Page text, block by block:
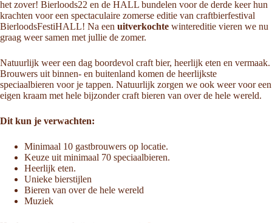
het zover! Bierloods22 en de HALL bundelen voor de derde keer hun
krachten voor een spectaculaire zomerse editie van craftbierfestival
BierloodsFestiHALL! Na een uitverkochte wintereditie vieren we nu
graag weer samen met jullie de zomer.
Natuurlijk weer een dag boordevol craft bier, heerlijk eten en vermaak.
Brouwers uit binnen- en buitenland komen de heerlijkste
speciaalbieren voor je tappen. Natuurlijk zorgen we ook weer voor een
eigen kraam met hele bijzonder craft bieren van over de hele wereld.
Dit kun je verwachten:
Minimaal 10 gastbrouwers op locatie.
Keuze uit minimaal 70 speciaalbieren.
Heerlijk eten.
Unieke bierstijlen
Bieren van over de hele wereld
Muziek